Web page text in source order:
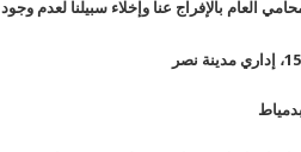
العام بالإفراج عنا وإخلاء سبيلنا لعدم وجود